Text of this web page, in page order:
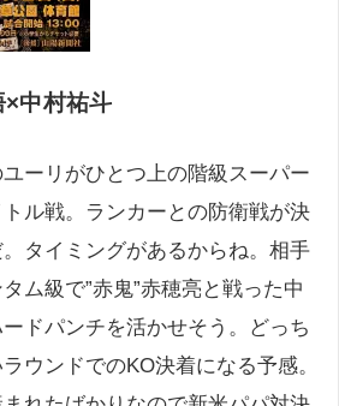
中村祐斗
ーリがひとつ上の階級スーパー
ル戦。ランカーとの防衛戦が決
タイミングがあるからね。相手
ム級で”赤鬼”赤穂亮と戦った中
ドパンチを活かせそう。どっち
ウンドでのKO決着になる予感。